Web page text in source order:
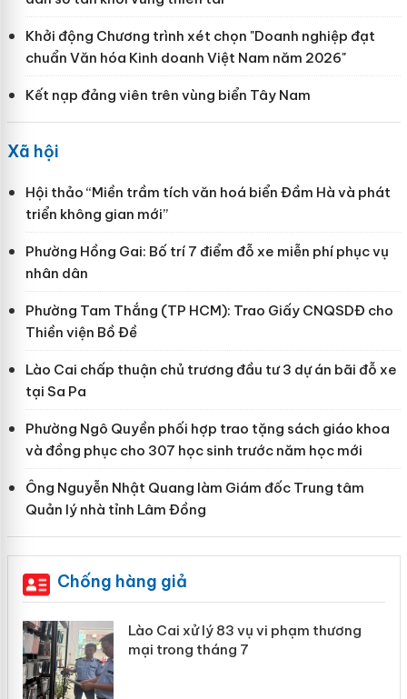
Khởi động Chương trình xét chọn "Doanh nghiệp đạt
chuẩn Văn hóa Kinh doanh Việt Nam năm 2026"
Kết nạp đảng viên trên vùng biển Tây Nam
Xã hội
Hội thảo “Miền trầm tích văn hoá biển Đầm Hà và phát
triển không gian mới”
Phường Hồng Gai: Bố trí 7 điểm đỗ xe miễn phí phục vụ
nhân dân
Phường Tam Thắng (TP HCM): Trao Giấy CNQSDĐ cho
Thiền viện Bồ Đề
Lào Cai chấp thuận chủ trương đầu tư 3 dự án bãi đỗ xe
tại Sa Pa
Phường Ngô Quyền phối hợp trao tặng sách giáo khoa
và đồng phục cho 307 học sinh trước năm học mới
Ông Nguyễn Nhật Quang làm Giám đốc Trung tâm
Quản lý nhà tỉnh Lâm Đồng
Chống hàng giả
Lào Cai xử lý 83 vụ vi phạm thương
mại trong tháng 7